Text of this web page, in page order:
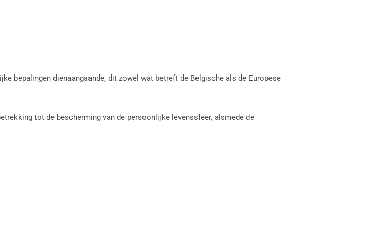
bepalingen dienaangaande, dit zowel wat betreft de Belgische als de Europese
tot de bescherming van de persoonlijke levenssfeer, alsmede de